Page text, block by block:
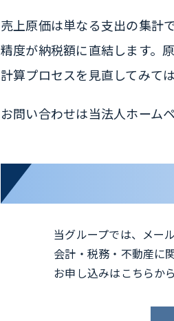
売上原価は単なる支出の集計
精度が納税額に直結します。
計算プロセスを見直してみて
お問い合わせは当法人ホーム
当グループでは、メー
会計・税務・不動産に
お申し込みはこちらか